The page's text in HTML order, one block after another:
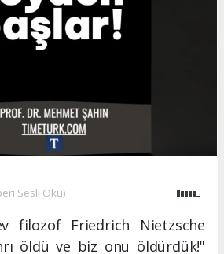
Sesli Oku)
filozof Friedrich Nietzsche
öldü ve biz onu öldürdük!"